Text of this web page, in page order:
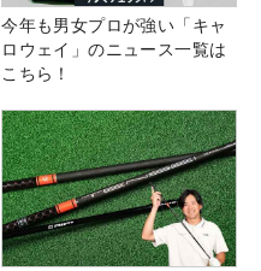
今年も男女プロが強い「キャ
ロウェイ」のニュース一覧は
こちら！